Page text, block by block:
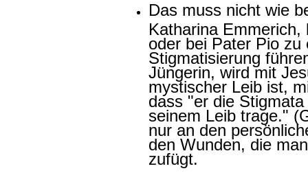
Das muss nicht wie
Katharina Emmerich,
oder bei Pater Pio zu
Stigmatisierung
Jüngerin, wird mit
mystischer Leib ist,
dass "er die
seinem Leib trage."
nur an den
den Wunden, die
zufügt.